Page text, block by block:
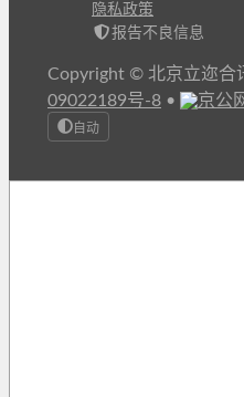
隐私政策
报告不良信息
Copyright © 北京立迩合
09022189号-8 • 京公
自动